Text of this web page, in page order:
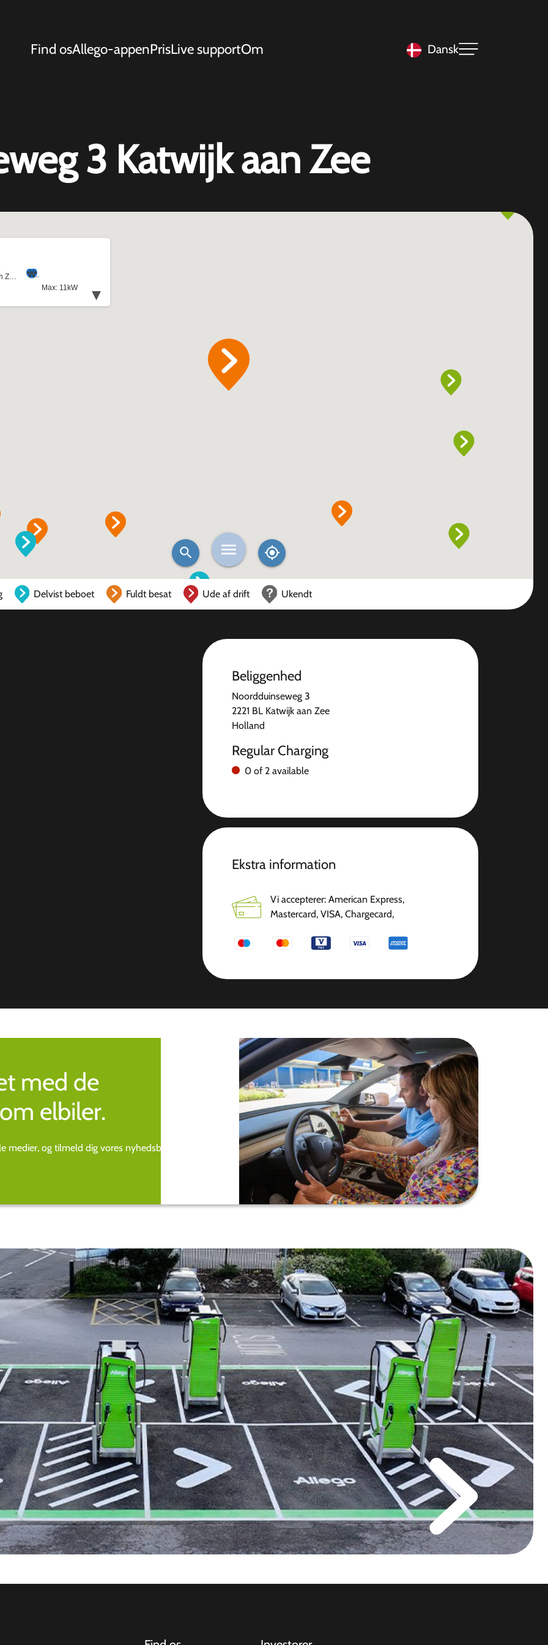
Find osAllego-appenPrisLive supportOm Dansk
3 Katwijk aan Zee
Delvist beboet Fuldt besat Ude af drift Ukendt
Beliggenhed
Noordduinseweg 3
2221 BL Katwijk aan Zee
Holland
Regular Charging
0 of 2 available
Ekstra information
Vi accepterer: American Express,
Mastercard, VISA, Chargecard,
med de
elbiler.
og tilmeld dig vores nyhedsbrev.